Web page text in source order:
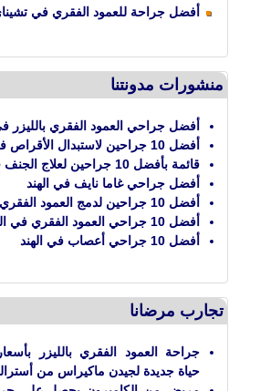
أفضل جراحة للعمود الفقري في
منشورات مدونتنا
أفضل جراحي العمود الفقري بالليزر
أفضل 10 جراحين لاستبدال الأقراص في الهند
قائمة بأفضل 10 جراحين لعلاج الجنف في الهند
أفضل جراحي غاما نايف في الهند
أفضل 10 جراحين لدمج العمود الفقري في الهند
أفضل 10 جراحي العمود الفقري في الهند
أفضل 10 جراحي أعصاب في الهند
تجارب مرضانا
جراحة العمود الفقري بالليزر
حياة جديدة لجيدن ماكيراس من